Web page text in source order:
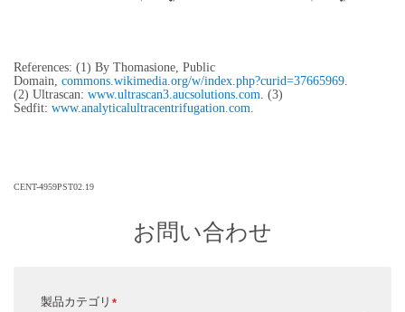
References: (1) By Thomasione, Public
Domain, commons.wikimedia.org/w/index.php?curid=37665969.
(2) Ultrascan: www.ultrascan3.aucsolutions.com. (3)
Sedfit: www.analyticalultracentrifugation.com.
CENT-4959PST02.19
お問い合わせ
*
製品カテゴリ